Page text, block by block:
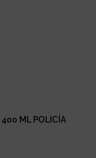
400 ML POLICÍA